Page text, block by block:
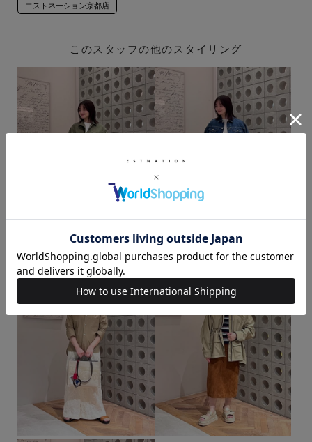
エストネーション京都店
このスタッフの他のスタイリング